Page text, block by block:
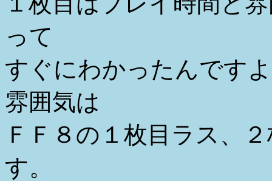
って
すぐにわかったんです
雰囲気は
ＦＦ８の１枚目ラス、
す。